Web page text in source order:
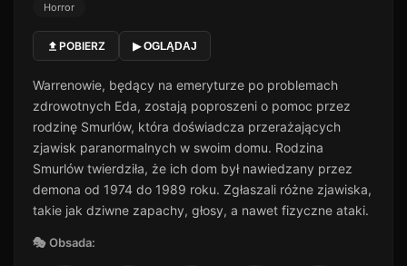
Horror
POBIERZ ▶ OGLĄDAJ
Warrenowie, będący na emeryturze po problemach
zdrowotnych Eda, zostają poproszeni o pomoc przez
rodzinę Smurlów, która doświadcza przerażających
zjawisk paranormalnych w swoim domu. Rodzina
Smurlów twierdziła, że ich dom był nawiedzany przez
demona od 1974 do 1989 roku. Zgłaszali różne zjawiska,
takie jak dziwne zapachy, głosy, a nawet fizyczne ataki.
🎭 Obsada: